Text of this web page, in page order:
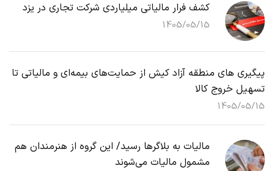
کشف فرار مالیاتی میلیاردی شرکت تجاری در یزد
1405/05/15
پیگیری های منطقه آزاد کیش از حمایت‌های بیمه‌ای و مالیاتی تا
تسهیل خروج کالا
1405/05/15
مالیات به بلاگرها رسید/ این گروه از هنرمندان هم
مشمول مالیات می‌شوند